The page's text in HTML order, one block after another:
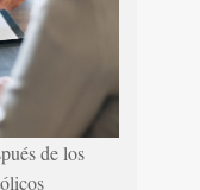
de los